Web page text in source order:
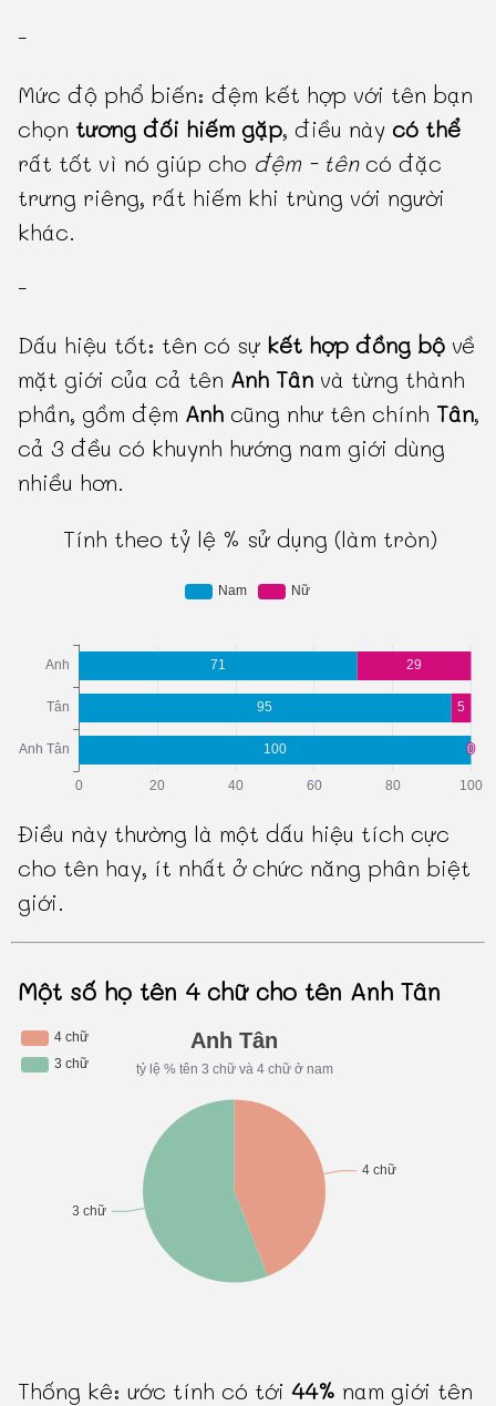
-
Mức độ phổ biến: đệm kết hợp với tên bạn
chọn tương đối hiếm gặp, điều này có thể
rất tốt vì nó giúp cho đệm - têncó đặc
trưng riêng, rất hiếm khi trùng với người
khác.
-
Dấu hiệu tốt: tên có sự kết hợp đồng bộ về
mặt giới của cả tên Anh Tân và từng thành
phần, gồm đệm Anh cũng như tên chính Tân,
cả 3 đều có khuynh hướng nam giới dùng
nhiều hơn.
Tính theo tỷ lệ % sử dụng (làm tròn)
Điều này thường là một dấu hiệu tích cực
cho tên hay, ít nhất ở chức năng phân biệt
giới.
Một số họ tên 4 chữ cho tên Anh Tân
Thống kê: ước tính có tới44% nam giới tên